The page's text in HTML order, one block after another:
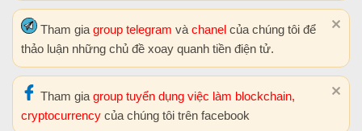
Tham gia group telegram và chanel của chúng tôi để
thảo luận những chủ đề xoay quanh tiền điện tử.
Tham gia group tuyển dụng việc làm blockchain,
cryptocurrency của chúng tôi trên facebook